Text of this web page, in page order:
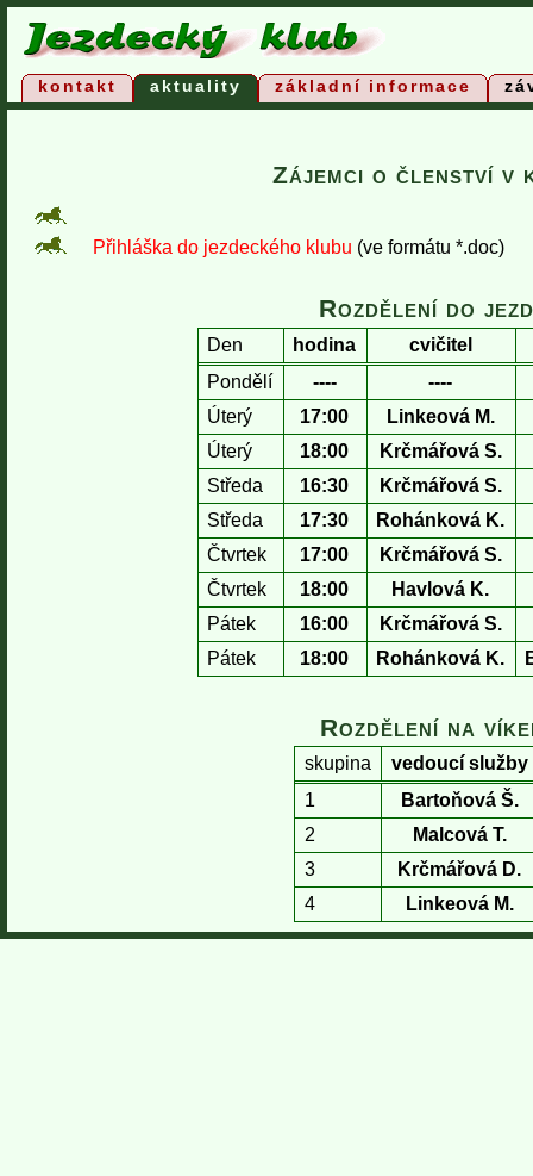
kontakt aktuality základní informace
Zájemci o členství v
Přihláška do jezdeckého klubu (ve formátu *.doc)
Rozdělení do
Den hodina
cvičitel
Pondělí
----
----
Úterý
17:00
Linkeová M.
Úterý
18:00
Krčmářová S.
Středa
16:30
Krčmářová S.
Středa
17:30
Rohánková K.
Čtvrtek
17:00
Krčmářová S.
Čtvrtek
18:00
Havlová K.
Pátek
16:00
Krčmářová S.
Pátek
18:00 Rohánková K.
Rozdělení na
skupina
vedoucí služby
1
Bartoňová Š.
2
Malcová T.
3
Krčmářová D.
4
Linkeová M.